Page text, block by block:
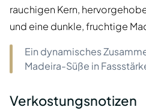
rauchigen Kern,
und eine dunkle, fruchtige
Ein dynamisches
Madeira-Süße in
Verkostungsnotizen